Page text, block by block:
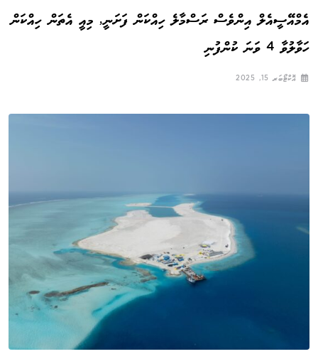
އެމްއޭސީއެލް އިންވެސް ރަސްމާލެ ހިއްކަން ފަށަނީ, މިއީ އެތަން ހިއްކަން
ހަވާލުވާ 4 ވަނަ ކުންފުނި
އޮކްޓޯބަރ 15, 2025